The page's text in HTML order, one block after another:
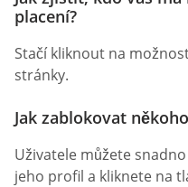
placení?
Stačí kliknout na
stránky.
Jak zablokovat
Uživatele můžete
jeho profil a kliknete na